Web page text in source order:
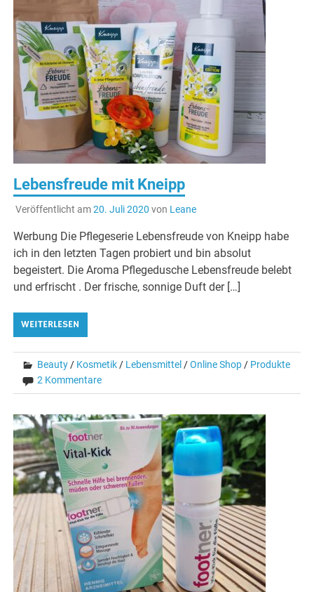
Lebensfreude mit Kneipp
Veröffentlicht am20. Juli 2020 von Leane
Werbung Die Pflegeserie Lebensfreude von Kneipp habe
ich in den letzten Tagen probiert und bin absolut
begeistert. Die Aroma Pflegedusche Lebensfreude belebt
und erfrischt . Der frische, sonnige Duft der […]
WEITERLESEN
Beauty / Kosmetik / Lebensmittel /Online Shop / Produkte
2 Kommentare